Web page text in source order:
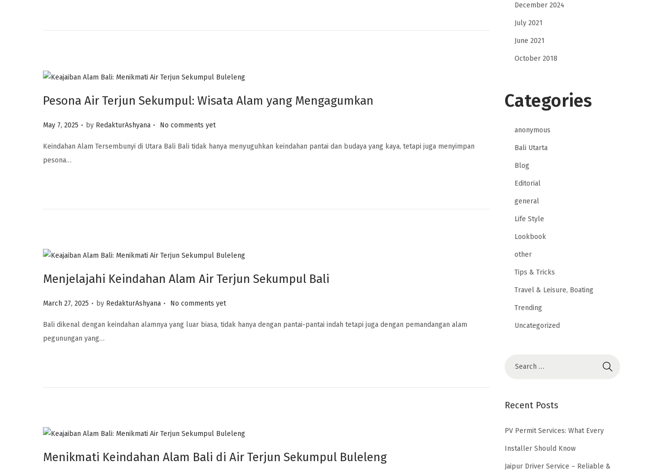
Pesona Air Terjun Sekumpul: Wisata Alam yang Mengagumkan
P
s
t
May 7, 2025 . by RedakturAshyana . No comments yet
Keindahan Alam Tersembunyi di Utara Bali Bali tidak hanya menyuguhkan keindahan pantai dan budaya yang kaya, tetapi juga menyimpan
pesona…
Menjelajahi Keindahan Alam Air Terjun Sekumpul Bali
P
s
t
March 27, 2025 . by RedakturAshyana . No comments yet
Bali dikenal dengan keindahan alamnya yang luar biasa, tidak hanya dengan pantai-pantai indah tetapi juga dengan pemandangan alam
pegunungan yang…
Menikmati Keindahan Alam Bali di Air Terjun Sekumpul Buleleng
December 2024
July 2021
June 2021
October 2018
Categories
anonymous
Bali Utarta
Blog
Editorial
general
Life Style
Lookbook
other
Tips & Tricks
Travel & Leisure, Boating
Trending
Uncategorized
Recent Posts
PV Permit Services: What Every
Installer Should Know
Jaipur Driver Service – Reliable &